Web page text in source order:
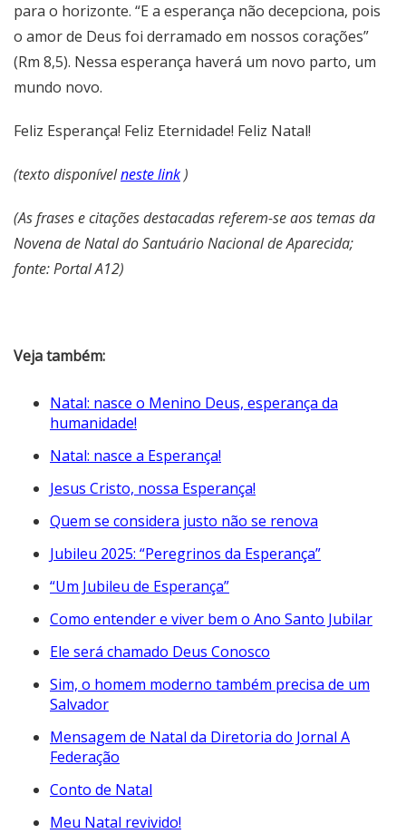
para o horizonte. “E a esperança não decepciona, pois
o amor de Deus foi derramado em nossos corações”
(Rm 8,5). Nessa esperança haverá um novo parto, um
mundo novo.
Feliz Esperança! Feliz Eternidade! Feliz Natal!
(texto disponívelneste link)
(As frases e citações destacadas referem-se aos temas da
Novena de Natal do Santuário Nacional de Aparecida;
fonte: Portal A12)
Veja também:
Natal: nasce o Menino Deus, esperança da
humanidade!
Natal: nasce a Esperança!
Jesus Cristo, nossa Esperança!
Quem se considera justo não se renova
Jubileu 2025: “Peregrinos da Esperança”
“Um Jubileu de Esperança”
Como entender e viver bem o Ano Santo Jubilar
Ele será chamado Deus Conosco
Sim, o homem moderno também precisa de um
Salvador
Mensagem de Natal da Diretoria do Jornal A
Federação
Conto de Natal
Meu Natal revivido!